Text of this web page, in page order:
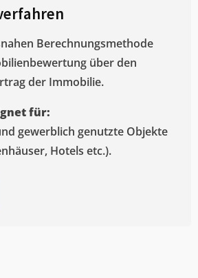
Berechnungsmethode
über den
der Immobilie.
für:
gewerblich genutzte Objekte
Hotels etc.).